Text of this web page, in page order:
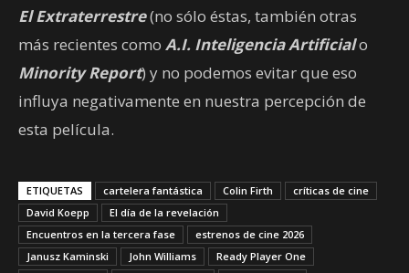
El Extraterrestre(no sólo éstas, también otras
más recientes como A.I. Inteligencia Artificialo
Minority Report) y no podemos evitar que eso
influya negativamente en nuestra percepción de
esta película.
ETIQUETAS cartelera fantástica Colin Firth
críticas de cine
David Koepp
El día de la revelación
Encuentros en la tercera fase
estrenos de cine 2026
Janusz Kaminski
John Williams
Ready Player One